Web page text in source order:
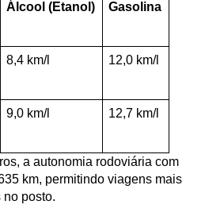
Álcool (Etanol) Gasolina
8,4 km/l 12,0 km/l
9,0 km/l 12,7 km/l
a autonomia rodoviária com
km, permitindo viagens mais
no posto.